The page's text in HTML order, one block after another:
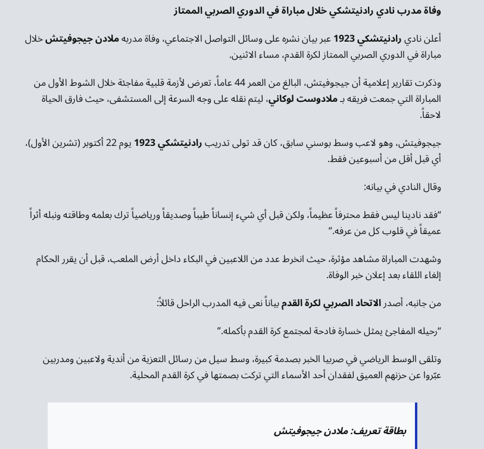
وفاة مدرب نادي رادنيتشكي خلال مباراة في الدوري الصربي الممتاز
أعلن ناديرادنيتشكي 1923 عبر بيان نشره على وسائل التواصل الاجتماعي، وفاة مدربهملادن جيجوفيتشخلال
مباراة في الدوري الصربي الممتاز لكرة القدم، مساء الاثنين.
وذكرت تقارير إعلامية أن جيجوفيتش، البالغ من العمر 44 عاماً، تعرض لأزمة قلبية مفاجئة خلال الشوط الأول من
المباراة التي جمعت فريقه بـملادوست لوكاني، ليتم نقله على وجه السرعة إلى المستشفى، حيث فارق الحياة
لاحقاً.
جيجوفيتش، وهو لاعب وسط بوسني سابق، كان قد تولى تدريبرادنيتشكي 1923 يوم 22 أكتوبر (تشرين الأول)،
أي قبل أقل من أسبوعين فقط.
وقال النادي في بيانه:
“فقد نادينا ليس فقط محترفاً عظيماً، ولكن قبل أي شيء إنساناً طيباً وصديقاً ورياضياً ترك بعلمه وطاقته ونبله أثراً
عميقاً في قلوب كل من عرفه.”
وشهدت المباراة مشاهد مؤثرة، حيث انخرط عدد من اللاعبين في البكاء داخل أرض الملعب، قبل أن يقرر الحكام
إلغاء اللقاء بعد إعلان خبر الوفاة.
من جانبه، أصدرالاتحاد الصربي لكرة القدمبياناً نعى فيه المدرب الراحل قائلاً:
“رحيله المفاجئ يمثل خسارة فادحة لمجتمع كرة القدم بأكمله.”
وتلقى الوسط الرياضي في صربيا الخبر بصدمة كبيرة، وسط سيل من رسائل التعزية من أندية ولاعبين ومدربين
عبّروا عن حزنهم العميق لفقدان أحد الأسماء التي تركت بصمتها في كرة القدم المحلية.
بطاقة تعريف: ملادن جيجوفيتش